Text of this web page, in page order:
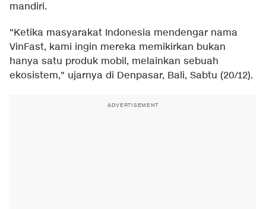
mandiri.
"Ketika masyarakat Indonesia mendengar nama
VinFast, kami ingin mereka memikirkan bukan
hanya satu produk mobil, melainkan sebuah
ekosistem," ujarnya di Denpasar, Bali, Sabtu (20/12).
ADVERTISEMENT